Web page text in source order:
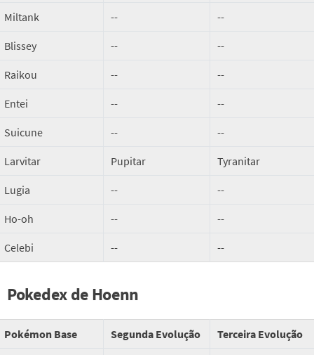
Miltank -- --
Blissey -- --
Raikou -- --
Entei -- --
Suicune -- --
Larvitar Pupitar Tyranitar
Lugia -- --
Ho-oh -- --
Celebi -- --
Pokedex de Hoenn
Pokémon Base Segunda Evolução Terceira Evolução